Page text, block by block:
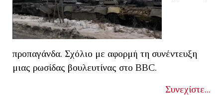
προπαγάνδα. Σχόλιο με αφορμή τη συνέντευξη
μιας ρωσίδας βουλευτίνας στο ΒΒC.
Συνεχίστε...